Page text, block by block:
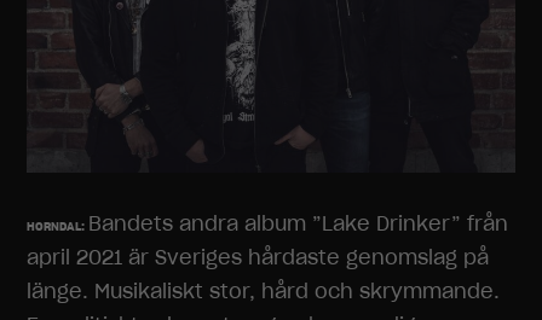
HORNDAL: Bandets andra album ”Lake Drinker” från
april 2021 är Sveriges hårdaste genomslag på
länge. Musikaliskt stor, hård och skrymmande.